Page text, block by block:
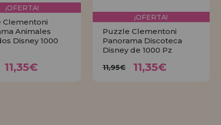
¡OFERTA!
Clementoni
Animales
Disney 1000
11,35€
¡OFERTA!
Puzzle Clementoni
Panorama Discoteca
Disney de 1000 Pz
11,95€ 11,35€